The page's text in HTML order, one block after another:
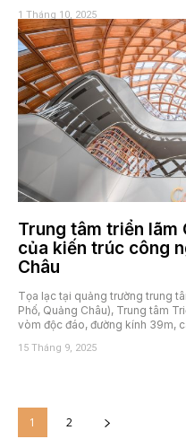
1 Tháng 10, 2025
Trung tâm triển lãm
của kiến trúc công
Châu
Tọa lạc tại quảng trường trung
Phố, Quảng Châu), Trung tâm
vòm độc đáo, đường kính 39m,
15 Tháng 9, 2025
1 2